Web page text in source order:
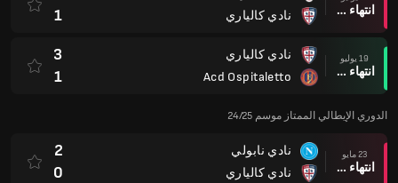
انتهاء وقت المباراة
نادي كالياري
1
19 يوليو
انتهاء وقت المباراة
نادي كالياري
Acd Ospitaletto
3
1
الدوري الإيطالي الممتاز موسم 24/25
23 مايو
انتهاء وقت المباراة
نادي نابولي
نادي كالياري
2
0